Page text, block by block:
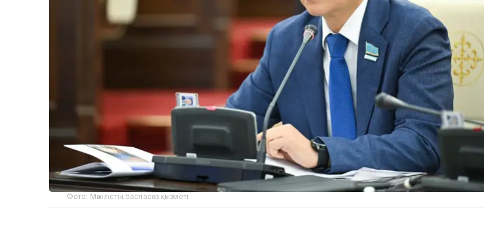
Фото: Мәжілістің баспасөз қызметі